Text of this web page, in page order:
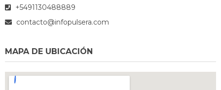
+5491130488889
contacto@infopulsera.com
MAPA DE UBICACIÓN